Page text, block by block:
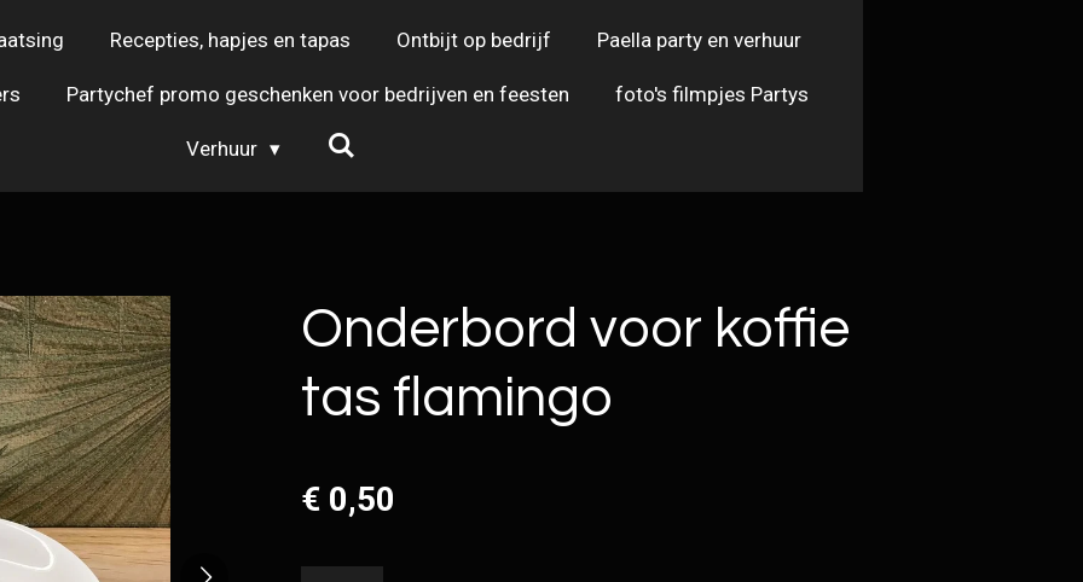
Recepties, hapjes en tapas Ontbijt op bedrijf Paella party en verhuur
Partychef promo geschenken voor bedrijven en feesten foto's filmpjes Partys
Verhuur
Onderbord voor koffie
tas flamingo
€ 0,50